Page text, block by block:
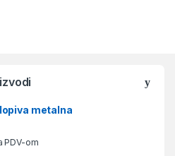
metalna
PDV-om